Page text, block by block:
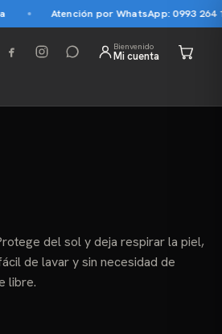
Atención por WhatsApp: 0993 264 145
Bienvenido
Mi cuenta
del sol y deja respirar la piel,
de lavar y sin necesidad de
libre.